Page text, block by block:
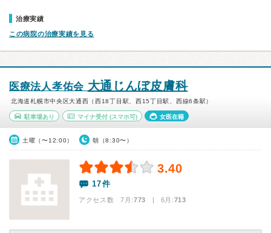
治療実績
この病院の治療実績を見る
医療法人孝佑会 大通じんぼ皮膚科
北海道札幌市中央区大通西（西18丁目駅、西15丁目駅、西線6条駅）
駐車場あり マイナ受付(スマホ可) 女医在籍
土曜（〜12:00） 朝（8:30〜）
3.40
17件
アクセス数 7月:773 | 6月:713